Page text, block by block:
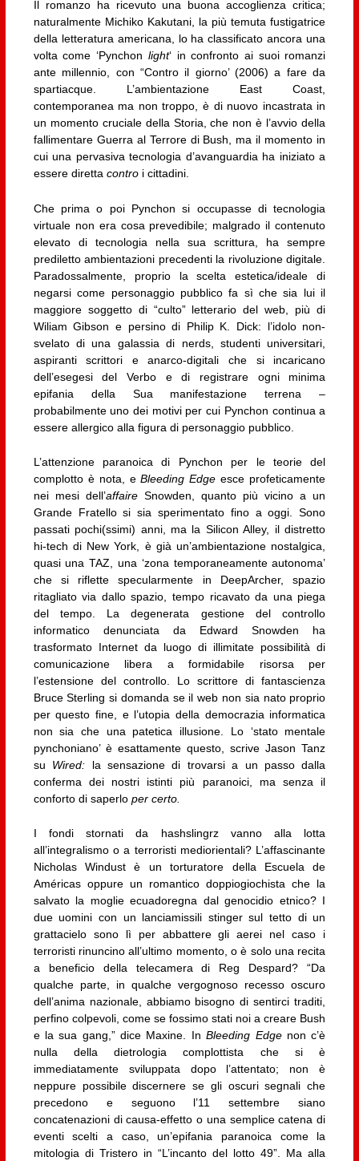
Il romanzo ha ricevuto una buona accoglienza critica;
naturalmente Michiko Kakutani, la più temuta fustigatrice
della letteratura americana, lo ha classificato ancora una
volta come ‘Pynchon light‘ in confronto ai suoi romanzi
ante millennio, con “Contro il giorno’ (2006) a fare da
spartiacque. L’ambientazione East Coast,
contemporanea ma non troppo, è di nuovo incastrata in
un momento cruciale della Storia, che non è l’avvio della
fallimentare Guerra al Terrore di Bush, ma il momento in
cui una pervasiva tecnologia d’avanguardia ha iniziato a
essere diretta controi cittadini.
Che prima o poi Pynchon si occupasse di tecnologia
virtuale non era cosa prevedibile; malgrado il contenuto
elevato di tecnologia nella sua scrittura, ha sempre
prediletto ambientazioni precedenti la rivoluzione digitale.
Paradossalmente, proprio la scelta estetica/ideale di
negarsi come personaggio pubblico fa sì che sia lui il
maggiore soggetto di “culto” letterario del web, più di
Wiliam Gibson e persino di Philip K. Dick: l’idolo non-
svelato di una galassia di nerds, studenti universitari,
aspiranti scrittori e anarco-digitali che si incaricano
dell’esegesi del Verbo e di registrare ogni minima
epifania della Sua manifestazione terrena –
probabilmente uno dei motivi per cui Pynchon continua a
essere allergico alla figura di personaggio pubblico.
L’attenzione paranoica di Pynchon per le teorie del
complotto è nota, eBleeding Edge esce profeticamente
nei mesi dell’affaireSnowden, quanto più vicino a un
Grande Fratello si sia sperimentato fino a oggi. Sono
passati pochi(ssimi) anni, ma la Silicon Alley, il distretto
hi-tech di New York, è già un’ambientazione nostalgica,
quasi una TAZ, una ‘zona temporaneamente autonoma’
che si riflette specularmente in DeepArcher, spazio
ritagliato via dallo spazio, tempo ricavato da una piega
del tempo. La degenerata gestione del controllo
informatico denunciata da Edward Snowden ha
trasformato Internet da luogo di illimitate possibilità di
comunicazione libera a formidabile risorsa per
l’estensione del controllo. Lo scrittore di fantascienza
Bruce Sterling si domanda se il web non sia nato proprio
per questo fine, e l’utopia della democrazia informatica
non sia che una patetica illusione. Lo ‘stato mentale
pynchoniano’ è esattamente questo, scrive Jason Tanz
su Wired: la sensazione di trovarsi a un passo dalla
conferma dei nostri istinti più paranoici, ma senza il
conforto di saperlo per certo.
I fondi stornati da hashslingrz vanno alla lotta
all’integralismo o a terroristi mediorientali? L’affascinante
Nicholas Windust è un torturatore della Escuela de
Américas oppure un romantico doppiogiochista che la
salvato la moglie ecuadoregna dal genocidio etnico? I
due uomini con un lanciamissili stinger sul tetto di un
grattacielo sono lì per abbattere gli aerei nel caso i
terroristi rinuncino all’ultimo momento, o è solo una recita
a beneficio della telecamera di Reg Despard? “Da
qualche parte, in qualche vergognoso recesso oscuro
dell’anima nazionale, abbiamo bisogno di sentirci traditi,
perfino colpevoli, come se fossimo stati noi a creare Bush
e la sua gang,” dice Maxine. InBleeding Edgenon c’è
nulla della dietrologia complottista che si è
immediatamente sviluppata dopo l’attentato; non è
neppure possibile discernere se gli oscuri segnali che
precedono e seguono l’11 settembre siano
concatenazioni di causa-effetto o una semplice catena di
eventi scelti a caso, un’epifania paranoica come la
mitologia di Tristero in “L’incanto del lotto 49”. Ma alla